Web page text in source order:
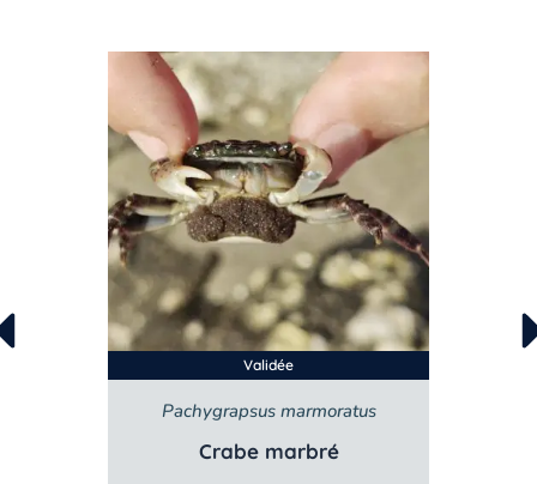
Validée
Pachygrapsus marmoratus
Crabe marbré